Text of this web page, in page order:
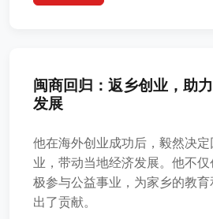
闽商回归：返乡创业，助
发展
他在海外创业成功后，毅然决
业，带动当地经济发展。他不
极参与公益事业，为家乡的教
出了贡献。